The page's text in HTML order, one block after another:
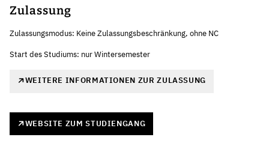
Zulassung
Zulassungsmodus: Keine Zulassungsbeschränkung, ohne NC
Start des Studiums: nur Wintersemester
WEITERE INFORMATIONEN ZUR ZULASSUNG
WEBSITE ZUM STUDIENGANG